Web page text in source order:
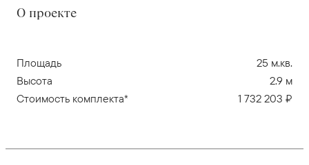
О проекте
Площадь
25 м.кв.
Высота
2.9 м
Стоимость комплекта*
1 732 203 ₽